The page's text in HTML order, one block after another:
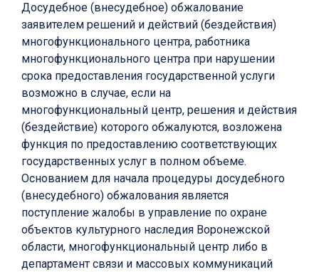
Досудебное (внесудебное) обжалование
заявителем решений и действий (бездействия)
многофункционального центра, работника
многофункционального центра при нарушении
срока предоставления государственной услуги
возможно в случае, если на
многофункциональный центр, решения и действия
(бездействие) которого обжалуются, возложена
функция по предоставлению соответствующих
государственных услуг в полном объеме.
Основанием для начала процедуры досудебного
(внесудебного) обжалования является
поступление жалобы в управление по охране
объектов культурного наследия Воронежской
области, многофункциональный центр либо в
департамент связи и массовых коммуникаций